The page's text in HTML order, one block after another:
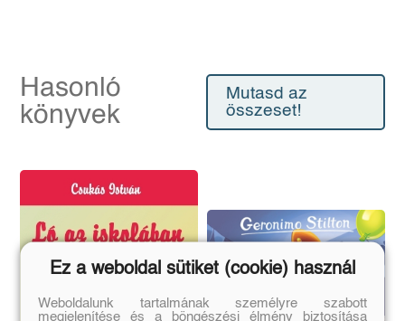
Hasonló
könyvek
Mutasd az
összeset!
Ez a weboldal sütiket (cookie) használ
Weboldalunk tartalmának személyre szabott
megjelenítése és a böngészési élmény biztosítása